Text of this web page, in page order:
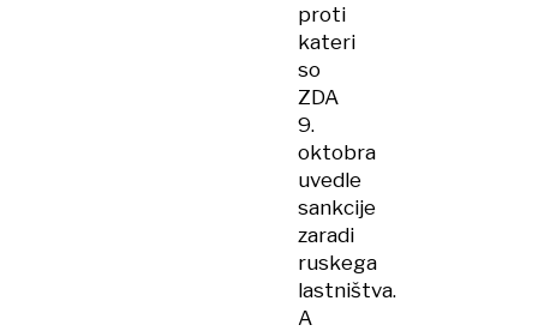
proti
kateri
so
ZDA
9.
oktobra
uvedle
sankcije
zaradi
ruskega
lastništva.
A